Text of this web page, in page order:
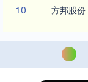
10 方邦股份